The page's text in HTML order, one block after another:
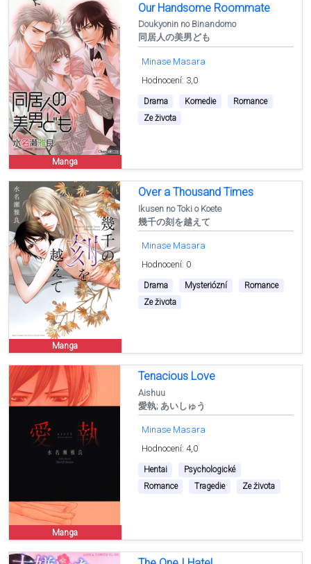
Manga
Our Handsome Roommate
Doukyonin no Binandomo
同居人の美男ども
Minase Masara
Hodnocení: 3,0
Drama Komedie
Romance
Ze života
Manga
Over a Thousand Times
Ikusen no Toki o Koete
幾千の刻を越えて
Minase Masara
Hodnocení: 0
Drama Mysteriózní
Romance
Ze života
Manga
Tenacious Love
Aishuu
愛執; あいしゅう
Minase Masara
Hodnocení: 4,0
Hentai
Psychologické
Romance
Tragedie Ze života